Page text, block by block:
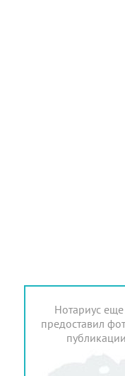
Нотариус
предоставил